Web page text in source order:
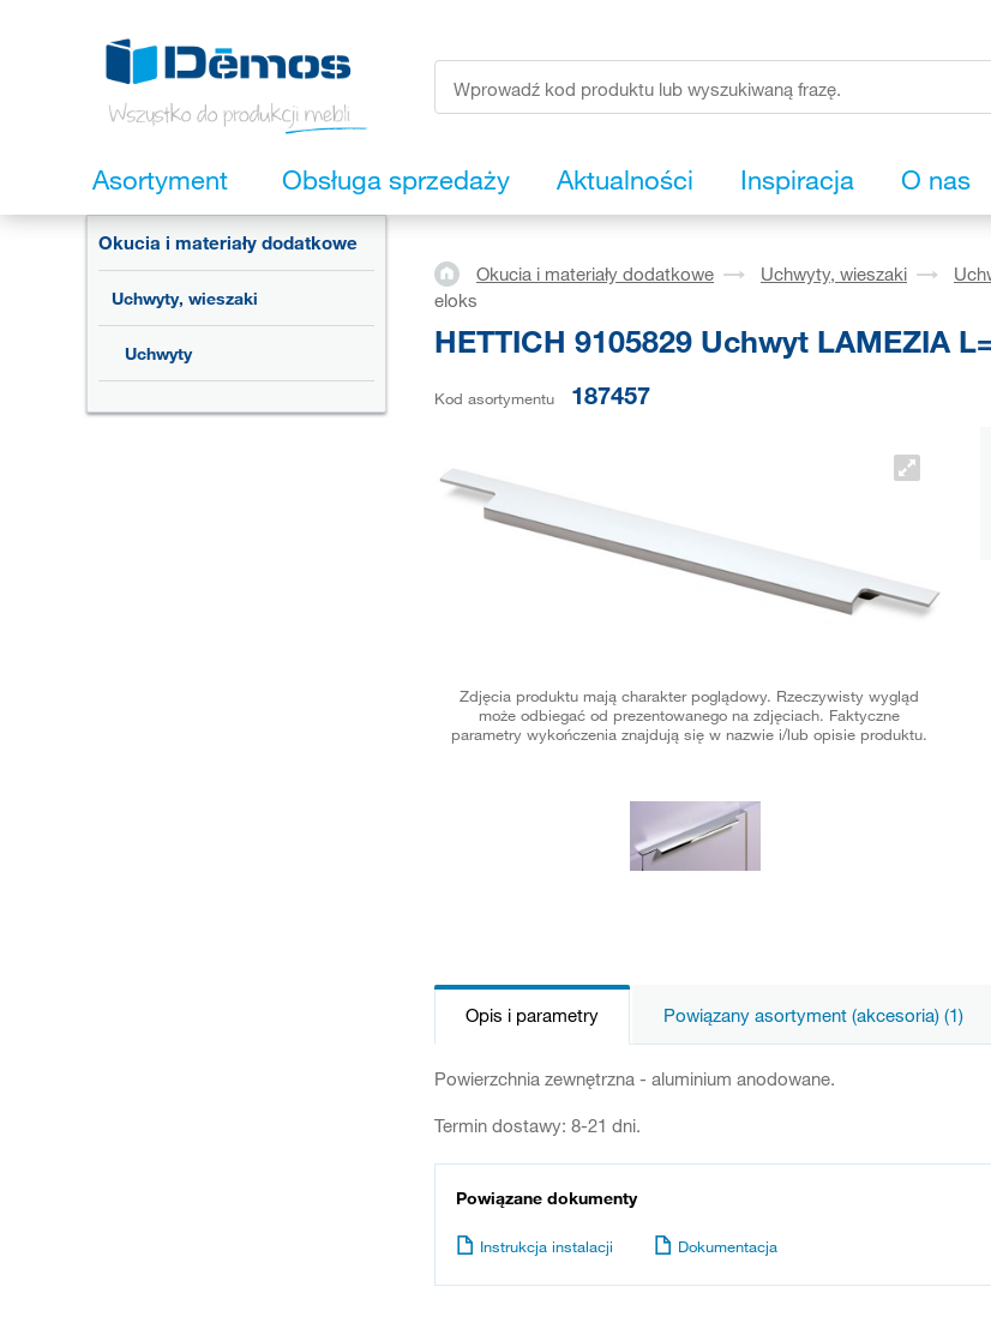
Asortyment Obsługa sprzedaży Aktualności Inspiracja O nas
Okucia i materiały dodatkowe
Uchwyty, wieszaki
Uchwyty
Okucia i materiały dodatkowe Uchwyty, wieszaki
eloks
HETTICH 9105829 Uchwyt LAMEZIA
Kod asortymentu 187457
Zdjęcia produktu mają charakter poglądowy. Rzeczywisty wygląd
może odbiegać od prezentowanego na zdjęciach. Faktyczne
parametry wykończenia znajdują się w nazwie i/lub opisie produktu.
Opis i parametry Powiązany asortyment (akcesoria) (1)
Powierzchnia zewnętrzna - aluminium anodowane.
Termin dostawy: 8-21 dni.
Powiązane dokumenty
Instrukcja instalacji Dokumentacja